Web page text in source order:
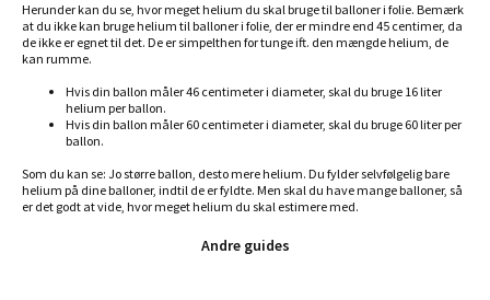
Herunder kan du se, hvor meget helium du skal bruge til balloner i folie. Bemærk
at du ikke kan bruge helium til balloner i folie, der er mindre end 45 centimer, da
de ikke er egnet til det. De er simpelthen for tunge ift. den mængde helium, de
kan rumme.
Hvis din ballon måler 46 centimeter i diameter, skal du bruge 16 liter
helium per ballon.
Hvis din ballon måler 60 centimeter i diameter, skal du bruge 60 liter per
ballon.
Som du kan se: Jo større ballon, desto mere helium. Du fylder selvfølgelig bare
helium på dine balloner, indtil de er fyldte. Men skal du have mange balloner, så
er det godt at vide, hvor meget helium du skal estimere med.
Andre guides